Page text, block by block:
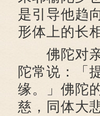
是引导他趋
形体上的长
佛陀对亲
陀常说：「
缘。」佛陀
慈，同体大